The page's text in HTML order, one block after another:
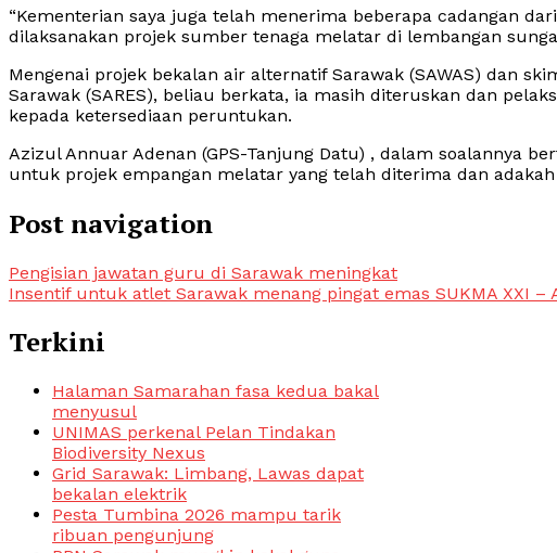
“Kementerian saya juga telah menerima beberapa cadangan
dilaksanakan projek sumber tenaga melatar di lembangan
Mengenai projek bekalan air alternatif Sarawak (SAWAS) dan
Sarawak (SARES), beliau berkata, ia masih diteruskan dan
kepada ketersediaan peruntukan.
Azizul Annuar Adenan (GPS-Tanjung Datu) , dalam soalannya
untuk projek empangan melatar yang telah diterima dan adakah
Post navigation
Pengisian jawatan guru di Sarawak meningkat
Insentif untuk atlet Sarawak menang pingat emas SUKMA XXI –
Terkini
Halaman Samarahan fasa kedua bakal
menyusul
UNIMAS perkenal Pelan Tindakan
Biodiversity Nexus
Grid Sarawak: Limbang, Lawas dapat
bekalan elektrik
Pesta Tumbina 2026 mampu tarik
ribuan pengunjung